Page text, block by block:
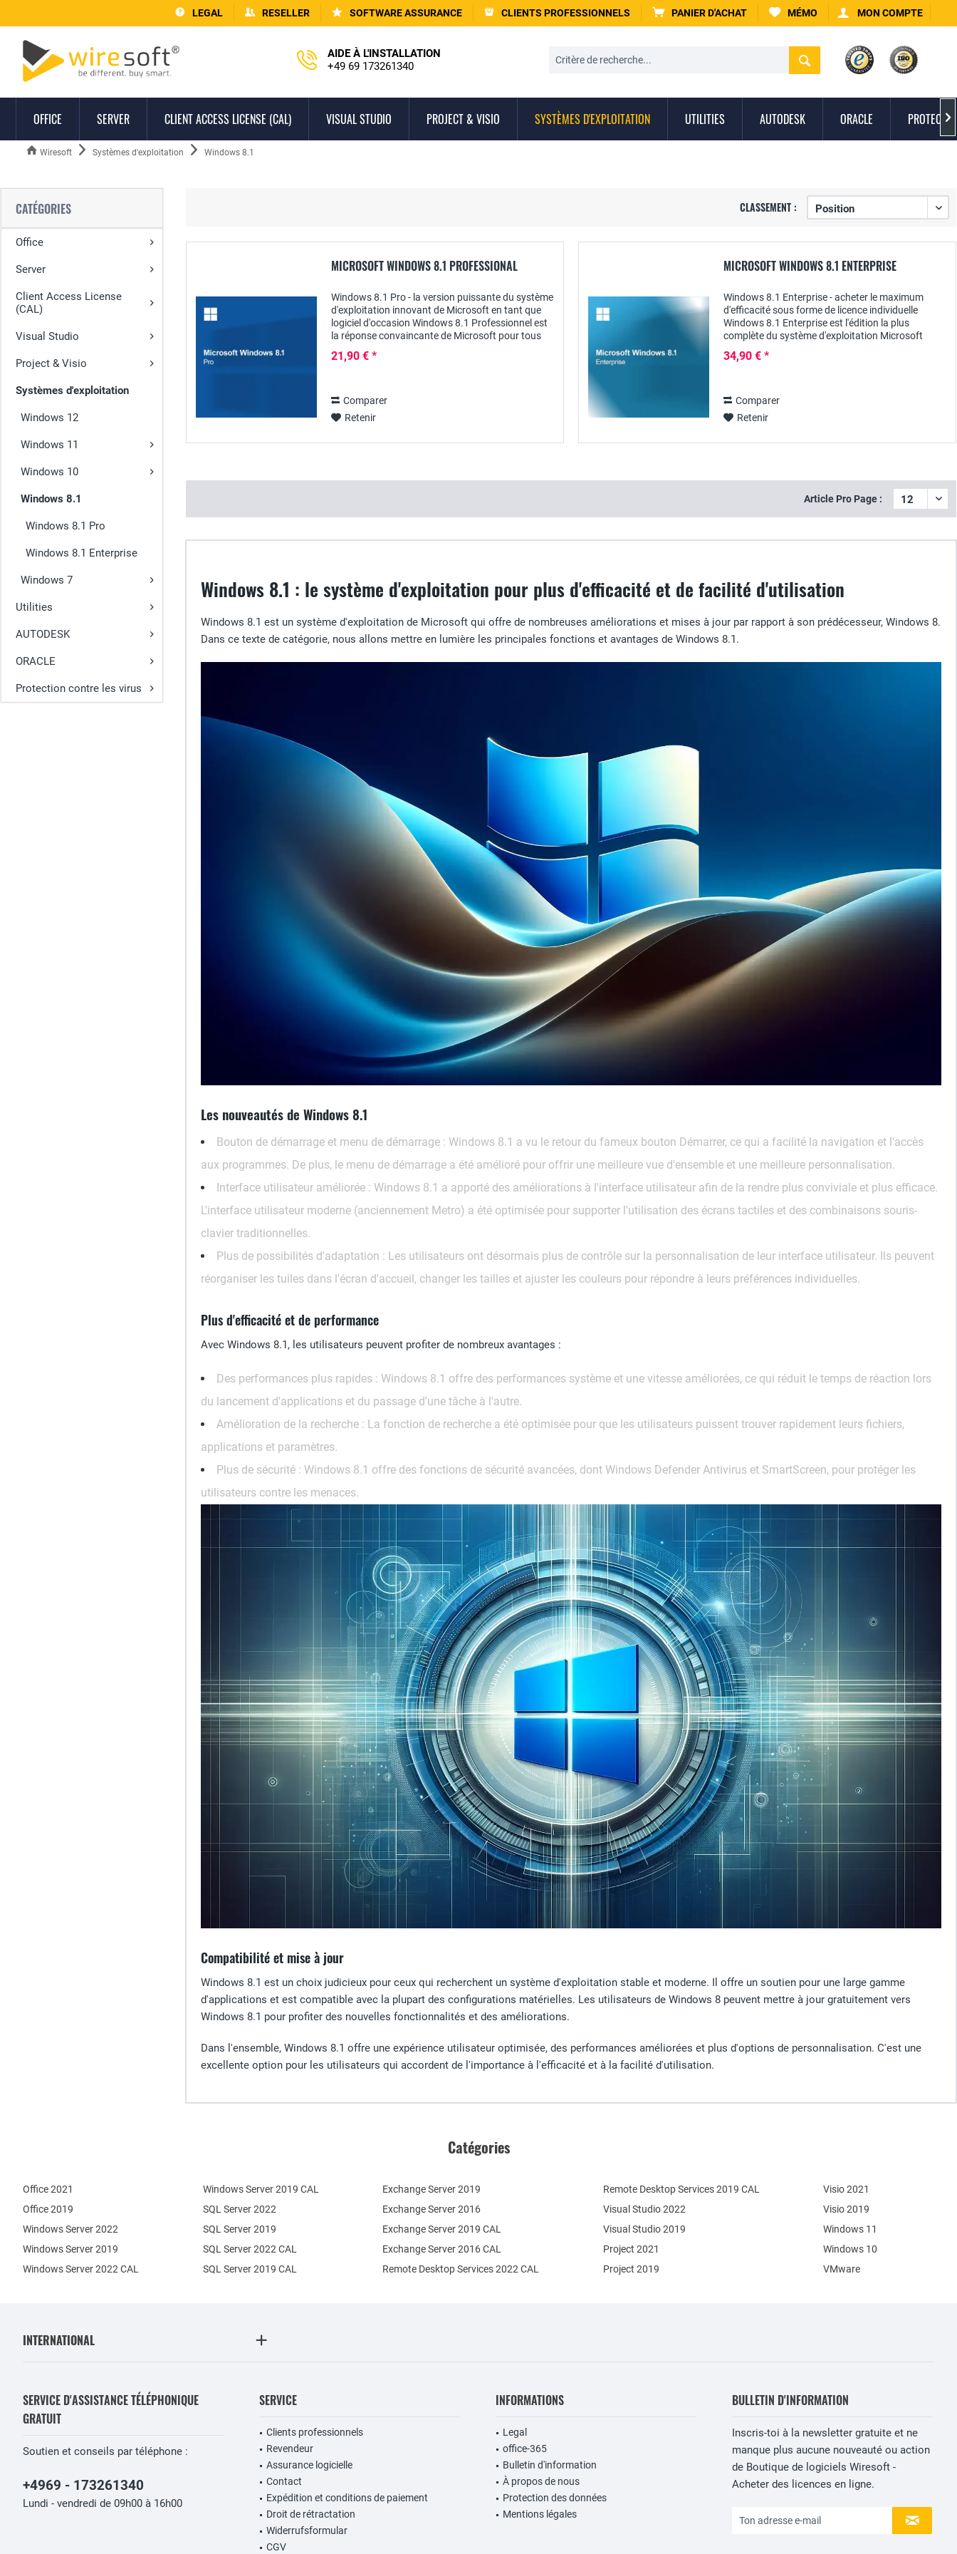
LEGAL RESELLER SOFTWARE ASSURANCE CLIENTS PROFESSIONNELS PANIER D'ACHAT MÉMO MON COMPTE
AIDE À L'INSTALLATION
+49 69 173261340
OFFICE SERVER CLIENT ACCESS LICENSE (CAL) VISUAL STUDIO PROJECT & VISIO SYSTÈMES D'EXPLOITATION UTILITIES AUTODESK ORACLE 
Wiresoft Systèmes d'exploitation Windows 8.1
CATÉGORIES
Office
Server
Client Access License
(CAL)
Visual Studio
Project & Visio
Systèmes d'exploitation
Windows 12
Windows 11
Windows 10
Windows 8.1
Windows 8.1 Pro
Windows 8.1 Enterprise
Windows 7
Utilities
AUTODESK
ORACLE
Protection contre les virus
CLASSEMENT :
MICROSOFT WINDOWS 8.1 PROFESSIONAL
Windows 8.1 Pro - la version puissante du système
d'exploitation innovant de Microsoft en tant que
logiciel d'occasion Windows 8.1 Professionnel est
la réponse convaincante de Microsoft pour tous
21,90 € *
Comparer
Retenir
MICROSOFT WINDOWS 8.1 ENTERPRISE
Windows 8.1 Enterprise - acheter le maximum
d'efficacité sous forme de licence individuelle
Windows 8.1 Enterprise est l'édition la plus
complète du système d'exploitation Microsoft
de...
34,90 € *
Comparer
Retenir
Article Pro Page :
Windows 8.1 : le système d'exploitation pour plus d'efficacité et de facilité d'utilisation
Windows 8.1 est un système d'exploitation de Microsoft qui offre de nombreuses améliorations et mises à jour par rapport à son prédécesseur, Windows 8.
Dans ce texte de catégorie, nous allons mettre en lumière les principales fonctions et avantages de Windows 8.1.
Les nouveautés de Windows 8.1
Bouton de démarrage et menu de démarrage : Windows 8.1 a vu le retour du fameux bouton Démarrer, ce qui a facilité la navigation et l'accès
aux programmes. De plus, le menu de démarrage a été amélioré pour offrir une meilleure vue d'ensemble et une meilleure personnalisation.
Interface utilisateur améliorée : Windows 8.1 a apporté des améliorations à l'interface utilisateur afin de la rendre plus conviviale et plus efficace.
L'interface utilisateur moderne (anciennement Metro) a été optimisée pour supporter l'utilisation des écrans tactiles et des combinaisons souris-
clavier traditionnelles.
Plus de possibilités d'adaptation : Les utilisateurs ont désormais plus de contrôle sur la personnalisation de leur interface utilisateur. Ils peuvent
réorganiser les tuiles dans l'écran d'accueil, changer les tailles et ajuster les couleurs pour répondre à leurs préférences individuelles.
Plus d'efficacité et de performance
Avec Windows 8.1, les utilisateurs peuvent profiter de nombreux avantages :
Des performances plus rapides : Windows 8.1 offre des performances système et une vitesse améliorées, ce qui réduit le temps de réaction lors
du lancement d'applications et du passage d'une tâche à l'autre.
Amélioration de la recherche : La fonction de recherche a été optimisée pour que les utilisateurs puissent trouver rapidement leurs fichiers,
applications et paramètres.
Plus de sécurité : Windows 8.1 offre des fonctions de sécurité avancées, dont Windows Defender Antivirus et SmartScreen, pour protéger les
utilisateurs contre les menaces.
Compatibilité et mise à jour
Windows 8.1 est un choix judicieux pour ceux qui recherchent un système d'exploitation stable et moderne. Il offre un soutien pour une large gamme
d'applications et est compatible avec la plupart des configurations matérielles. Les utilisateurs de Windows 8 peuvent mettre à jour gratuitement vers
Windows 8.1 pour profiter des nouvelles fonctionnalités et des améliorations.
Dans l'ensemble, Windows 8.1 offre une expérience utilisateur optimisée, des performances améliorées et plus d'options de personnalisation. C'est une
excellente option pour les utilisateurs qui accordent de l'importance à l'efficacité et à la facilité d'utilisation.
Catégories
Office 2021
Office 2019
Windows Server 2022
Windows Server 2019
Exchange Server 2019
Exchange Server 2016
SQL Server 2022
SQL Server 2019
Windows Server 2022 CAL
Windows Server 2019 CAL
SQL Server 2022 CAL
SQL Server 2019 CAL
Remote Desktop Services 2022 CAL
Remote Desktop Services 2019 CAL
Exchange Server 2019 CAL
Exchange Server 2016 CAL
Visual Studio 2022
Visual Studio 2019
Project 2021
Project 2019
Visio 2021
Visio 2019
Windows 11
Windows 10
VMware
INTERNATIONAL
SERVICE D'ASSISTANCE TÉLÉPHONIQUE
GRATUIT
Soutien et conseils par téléphone :
+4969 - 173261340
Lundi - vendredi de 09h00 à 16h00
SERVICE
Clients professionnels
Revendeur
Assurance logicielle
Contact
Expédition et conditions de paiement
Droit de rétractation
Widerrufsformular
CGV
INFORMATIONS
Legal
office-365
Bulletin d'information
À propos de nous
Protection des données
Mentions légales
BULLETIN D'INFORMATION
Inscris-toi à la newsletter gratuite et ne
manque plus aucune nouveauté ou action
de Boutique de logiciels Wiresoft -
Acheter des licences en ligne.